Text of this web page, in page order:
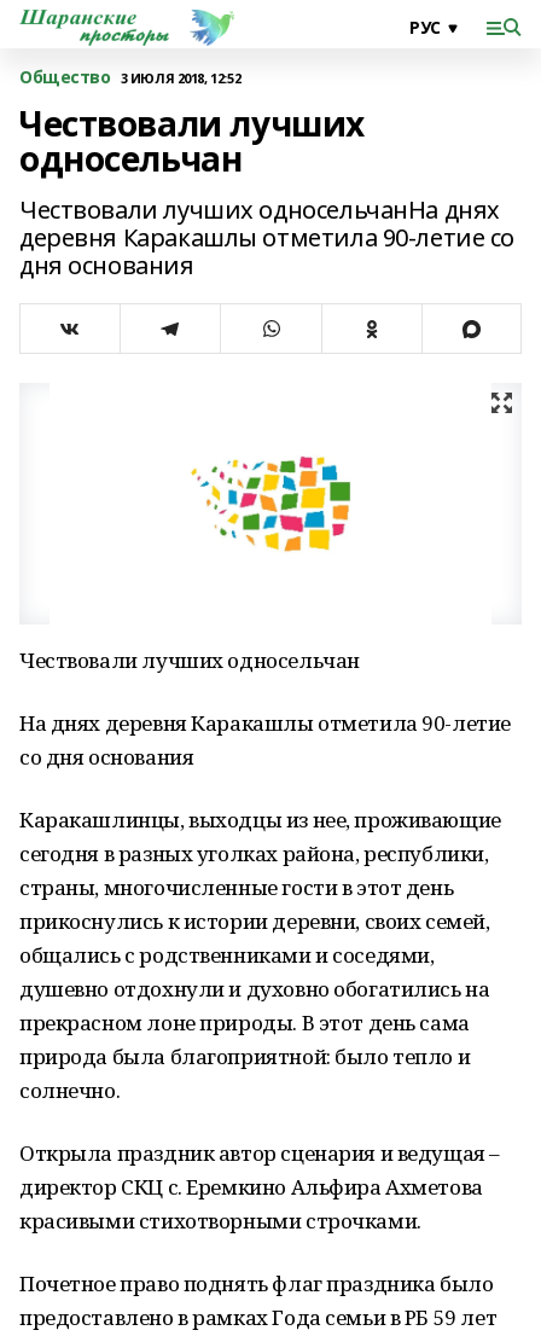
Общество 3 ИЮЛЯ 2018, 12:52
Чествовали лучших
односельчан
Чествовали лучших односельчанНа днях
деревня Каракашлы отметила 90-летие со
дня основания
Чествовали лучших односельчан
На днях деревня Каракашлы отметила 90-летие
со дня основания
Каракашлинцы, выходцы из нее, проживающие
сегодня в разных уголках района, республики,
страны, многочисленные гости в этот день
прикоснулись к истории деревни, своих семей,
общались с родственниками и соседями,
душевно отдохнули и духовно обогатились на
прекрасном лоне природы. В этот день сама
природа была благоприятной: было тепло и
солнечно.
Открыла праздник автор сценария и ведущая –
директор СКЦ с. Еремкино Альфира Ахметова
красивыми стихотворными строчками.
Почетное право поднять флаг праздника было
предоставлено в рамках Года семьи в РБ 59 лет